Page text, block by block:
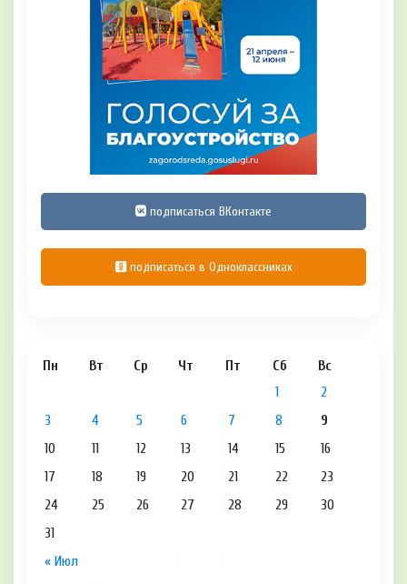
подписаться ВКонтакте
подписаться в Одноклассниках
Пн Вт Ср Чт Пт Сб Вс
« Июл
1
2
3
4 5 6 7 8
9
10
11 12 13 14 15
16
17
18 19 20 21 22
23
24
25 26 27 28 29
30
31